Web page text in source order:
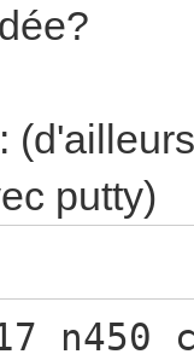
putty)
n450